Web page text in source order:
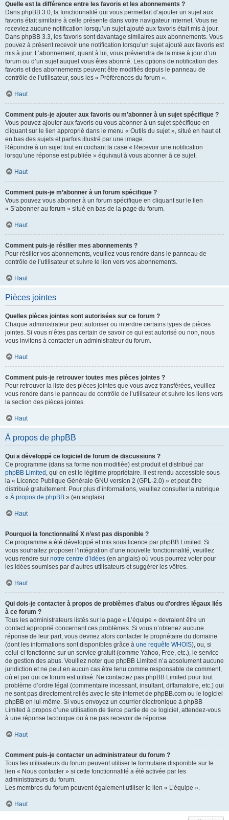
Quelle est la différence entre les favoris et les abonnements ?
Dans phpBB 3.0, la fonctionnalité qui vous permettait d’ajouter un sujet aux
favoris était similaire à celle présente dans votre navigateur internet. Vous ne
receviez aucune notification lorsqu’un sujet ajouté aux favoris était mis à jour.
Dans phpBB 3.3, les favoris sont davantage similaires aux abonnements. Vous
pouvez à présent recevoir une notification lorsqu’un sujet ajouté aux favoris est
mis à jour. L’abonnement, quant à lui, vous préviendra de la mise à jour d’un
forum ou d’un sujet auquel vous êtes abonné. Les options de notification des
favoris et des abonnements peuvent être modifiés depuis le panneau de
contrôle de l’utilisateur, sous les « Préférences du forum ».
Haut
Comment puis-je ajouter aux favoris ou m’abonner à un sujet spécifique ?
Vous pouvez ajouter aux favoris ou vous abonner à un sujet spécifique en
cliquant sur le lien approprié dans le menu « Outils du sujet », situé en haut et
en bas des sujets et parfois illustré par une image.
Répondre à un sujet tout en cochant la case « Recevoir une notification
lorsqu’une réponse est publiée » équivaut à vous abonner à ce sujet.
Haut
Comment puis-je m’abonner à un forum spécifique ?
Vous pouvez vous abonner à un forum spécifique en cliquant sur le lien
« S’abonner au forum » situé en bas de la page du forum.
Haut
Comment puis-je résilier mes abonnements ?
Pour résilier vos abonnements, veuillez vous rendre dans le panneau de
contrôle de l’utilisateur et suivre le lien vers vos abonnements.
Haut
Pièces jointes
Quelles pièces jointes sont autorisées sur ce forum ?
Chaque administrateur peut autoriser ou interdire certains types de pièces
jointes. Si vous n’êtes pas certain de savoir ce qui est autorisé ou non, nous
vous invitons à contacter un administrateur du forum.
Haut
Comment puis-je retrouver toutes mes pièces jointes ?
Pour retrouver la liste des pièces jointes que vous avez transférées, veuillez
vous rendre dans le panneau de contrôle de l’utilisateur et suivre les liens vers
la section des pièces jointes.
Haut
À propos de phpBB
Qui a développé ce logiciel de forum de discussions ?
Ce programme (dans sa forme non modifiée) est produit et distribué par
phpBB Limited , qui en est le légitime propriétaire. Il est rendu accessible sous
la « Licence Publique Générale GNU version 2 (GPL-2.0) » et peut être
distribué gratuitement. Pour plus d’informations, veuillez consulter la rubrique
« À propos de phpBB » (en anglais).
Haut
Pourquoi la fonctionnalité X n’est pas disponible ?
Ce programme a été développé et mis sous licence par phpBB Limited. Si
vous souhaitez proposer l’intégration d’une nouvelle fonctionnalité, veuillez
vous rendre sur notre centre d’idées (en anglais) où vous pourrez voter pour
les idées soumises par d’autres utilisateurs et suggérer les vôtres.
Haut
Qui dois-je contacter à propos de problèmes d’abus ou d’ordres légaux liés
à ce forum ?
Tous les administrateurs listés sur la page « L’équipe » devraient être un
contact approprié concernant ces problèmes. Si vous n’obtenez aucune
réponse de leur part, vous devriez alors contacter le propriétaire du domaine
(dont les informations sont disponibles grâce à une requête WHOIS), ou, si
celui-ci fonctionne sur un service gratuit (comme Yahoo, Free, etc.), le service
de gestion des abus. Veuillez noter que phpBB Limited n’a absolument aucune
juridiction et ne peut en aucun cas être tenu comme responsable de comment,
où et par qui ce forum est utilisé. Ne contactez pas phpBB Limited pour tout
problème d’ordre légal (commentaire incessant, insultant, diffamatoire, etc.) qui
ne sont pas directement reliés avec le site internet de phpBB.com ou le logiciel
phpBB en lui-même. Si vous envoyez un courrier électronique à phpBB
Limited à propos d’une utilisation de tierce partie de ce logiciel, attendez-vous
à une réponse laconique ou à ne pas recevoir de réponse.
Haut
Comment puis-je contacter un administrateur du forum ?
Tous les utilisateurs du forum peuvent utiliser le formulaire disponible sur le
lien « Nous contacter » si cette fonctionnalité a été activée par les
administrateurs du forum.
Les membres du forum peuvent également utiliser le lien « L’équipe ».
Haut